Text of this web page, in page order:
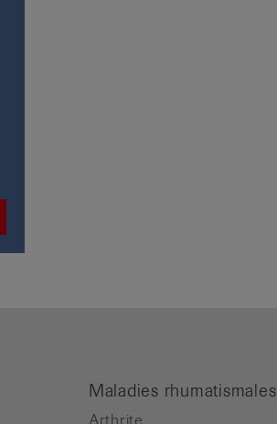
Maladies rhumatismales